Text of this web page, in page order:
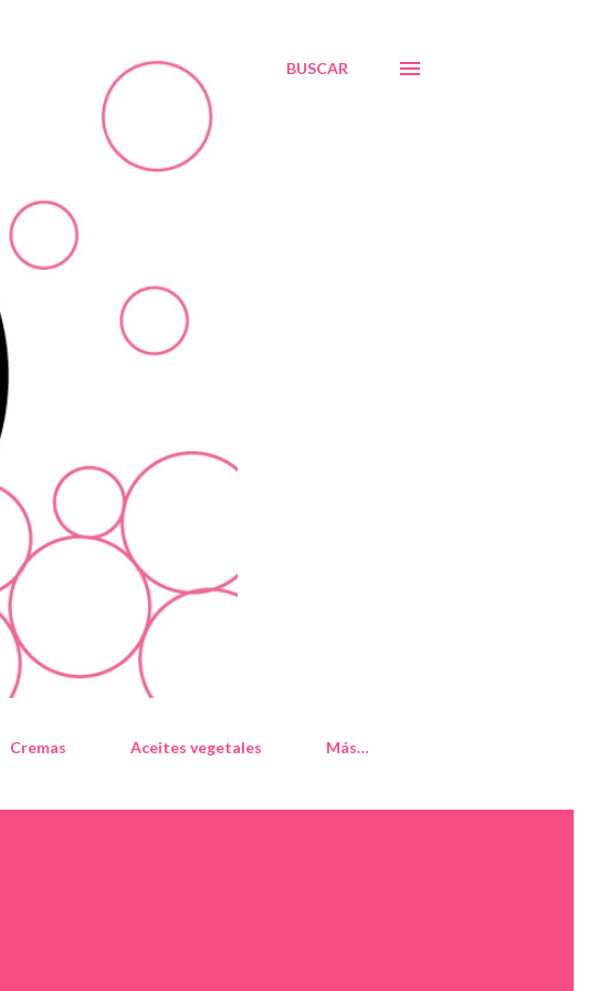
BUSCAR
Cremas Aceites vegetales Más…